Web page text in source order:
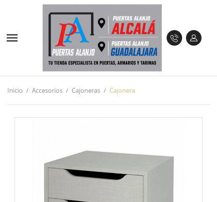

Inicio Accesorios Cajoneras Cajonera